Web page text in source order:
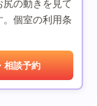
の動きを見て
個室の利用条
相談予約